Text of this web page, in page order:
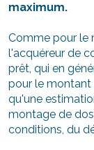
maximum.
Comme pour le
l'acquéreur de
prêt, qui en
pour le montant
qu'une
montage de
conditions, du